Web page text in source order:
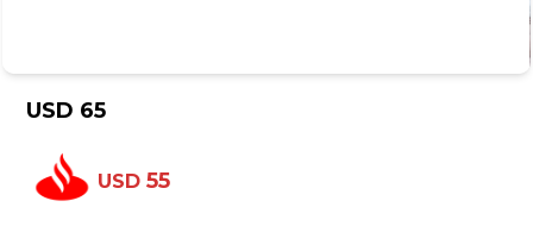
USD 65
USD 55